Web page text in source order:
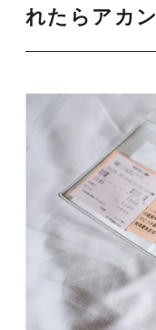
れたらアカン